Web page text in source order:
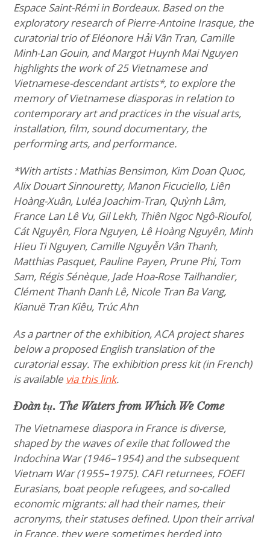
Espace Saint-Rémi in Bordeaux. Based on the
exploratory research of Pierre-Antoine Irasque, the
curatorial trio of Eléonore Hải Vân Tran, Camille
Minh-Lan Gouin, and Margot Huynh Mai Nguyen
highlights the work of 25 Vietnamese and
Vietnamese-descendant artists*, to explore the
memory of Vietnamese diasporas in relation to
contemporary art and practices in the visual arts,
installation, film, sound documentary, the
performing arts, and performance.
*With artists : Mathias Bensimon, Kim Doan Quoc,
Alix Douart Sinnouretty, Manon Ficuciello, Liên
Hoàng-Xuân, Luléa Joachim-Tran, Quỳnh Lâm,
France Lan Lê Vu, Gil Lekh, Thiên Ngoc Ngô-Rioufol,
Cát Nguyên, Flora Nguyen, Lê Hoàng Nguyên, Minh
Hieu Ti Nguyen, Camille Nguyễn Vân Thanh,
Matthias Pasquet, Pauline Payen, Prune Phi, Tom
Sam, Régis Sénèque, Jade Hoa-Rose Tailhandier,
Clément Thanh Danh Lê, Nicole Tran Ba Vang,
Kianuë Tran Kiêu, Trúc Ahn
As a partner of the exhibition, ACA project shares
below a proposed English translation of the
curatorial essay. The exhibition press kit (in French)
is available via this link.
Đoàn tụ. The Waters from Which We Come
The Vietnamese diaspora in France is diverse,
shaped by the waves of exile that followed the
Indochina War (1946–1954) and the subsequent
Vietnam War (1955–1975). CAFI returnees, FOEFI
Eurasians, boat people refugees, and so-called
economic migrants: all had their names, their
acronyms, their statuses defined. Upon their arrival
in France, they were sometimes herded into